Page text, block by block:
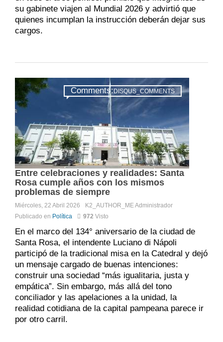
su gabinete viajen al Mundial 2026 y advirtió que
quienes incumplan la instrucción deberán dejar sus
cargos.
Comments:DISQUS_COMMENTS
Entre celebraciones y realidades: Santa
Rosa cumple años con los mismos
problemas de siempre
Miércoles, 22 Abril 2026 K2_AUTHOR_MEAdministrador
Publicado en Política 972 Visto
En el marco del 134° aniversario de la ciudad de
Santa Rosa, el intendente Luciano di Nápoli
participó de la tradicional misa en la Catedral y dejó
un mensaje cargado de buenas intenciones:
construir una sociedad “más igualitaria, justa y
empática”. Sin embargo, más allá del tono
conciliador y las apelaciones a la unidad, la
realidad cotidiana de la capital pampeana parece ir
por otro carril.